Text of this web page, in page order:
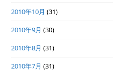
2010年10月 (31)
2010年9月 (30)
2010年8月 (31)
2010年7月 (31)